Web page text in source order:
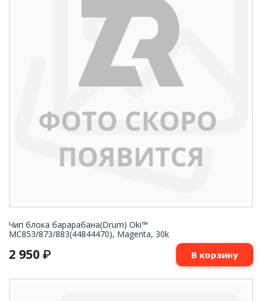
Чип блока барарабана(Drum) Oki™
MC853/873/883(44844470), Magenta, 30k
2 950 ₽ В корзину